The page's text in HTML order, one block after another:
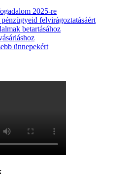
2025-re
felvirágoztatásáért
betartásához
ünnepekért